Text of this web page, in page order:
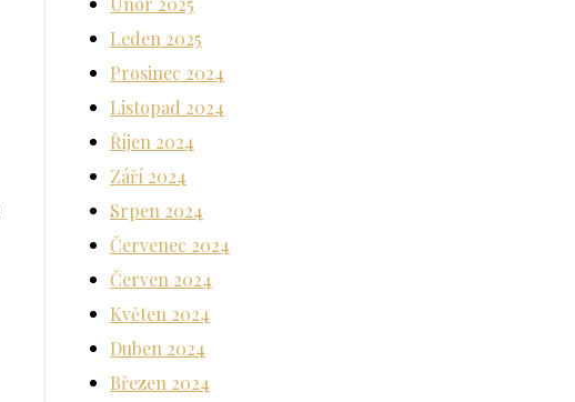
Leden 2025
Prosinec 2024
Listopad 2024
Říjen 2024
Září 2024
Srpen 2024
Červenec 2024
Červen 2024
Květen 2024
Duben 2024
Březen 2024